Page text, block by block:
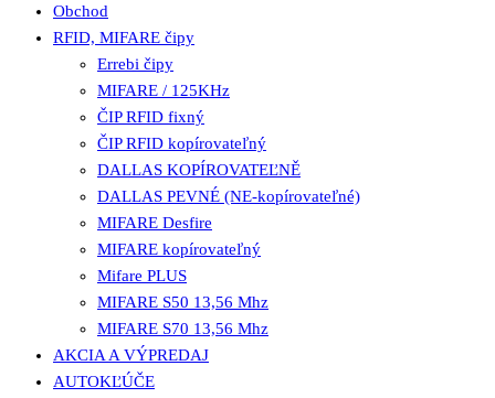
Obchod
RFID, MIFARE čipy
Errebi čipy
MIFARE / 125KHz
ČIP RFID fixný
ČIP RFID kopírovateľný
DALLAS KOPÍROVATEĽNĚ
DALLAS PEVNÉ (NE-kopírovateľné)
MIFARE Desfire
MIFARE kopírovateľný
Mifare PLUS
MIFARE S50 13,56 Mhz
MIFARE S70 13,56 Mhz
AKCIA A VÝPREDAJ
AUTOKĽÚČE